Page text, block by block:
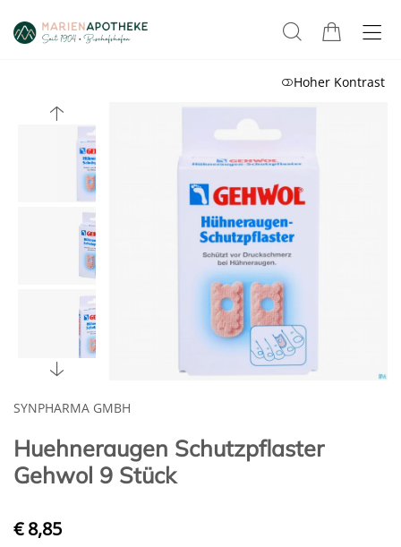
Hoher Kontrast
SYNPHARMA GMBH
Huehneraugen Schutzpflaster
Gehwol 9 Stück
€ 8,85